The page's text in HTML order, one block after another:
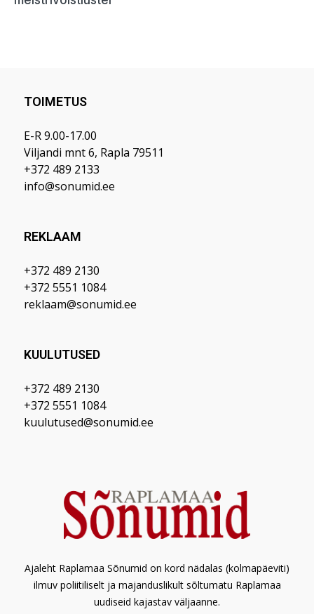
TOIMETUS
E-R 9.00-17.00
Viljandi mnt 6, Rapla 79511
+372 489 2133
info@sonumid.ee
REKLAAM
+372 489 2130
+372 5551 1084
reklaam@sonumid.ee
KUULUTUSED
+372 489 2130
+372 5551 1084
kuulutused@sonumid.ee
Ajaleht Raplamaa Sõnumid on kord nädalas (kolmapäeviti)
ilmuv poliitiliselt ja majanduslikult sõltumatu Raplamaa
uudiseid kajastav väljaanne.